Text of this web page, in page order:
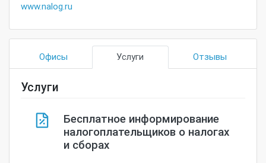
www.nalog.ru
Офисы Услуги Отзывы
Услуги
Бесплатное информирование
налогоплательщиков о налогах
и сборах